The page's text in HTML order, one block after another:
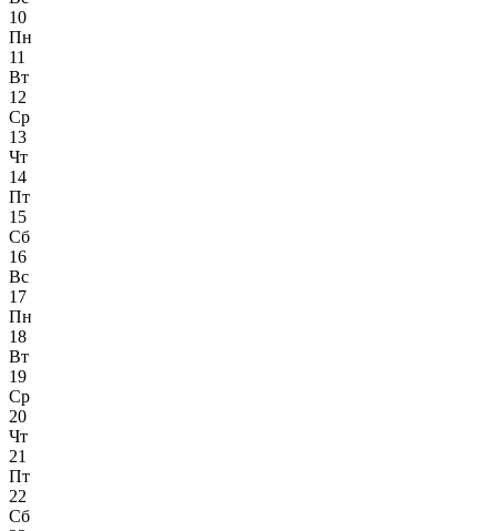
10
Пн
11
Вт
12
Ср
13
Чт
14
Пт
15
Сб
16
Вс
17
Пн
18
Вт
19
Ср
20
Чт
21
Пт
22
Сб